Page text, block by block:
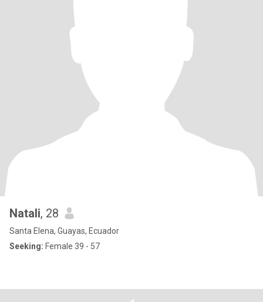
Natali, 28
Santa Elena, Guayas, Ecuador
Seeking: Female 39 - 57